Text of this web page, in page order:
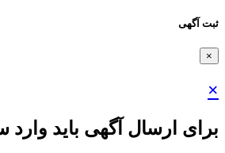
ثبت آگهی
×
×
برای ارسال آگهی باید